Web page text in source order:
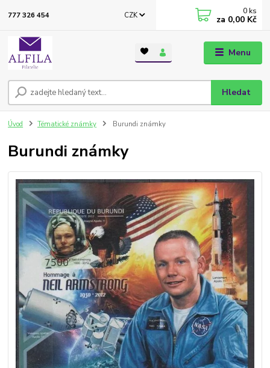
Menu
CZK
Hledat
777 326 454 0 ks
za 0,00 Kč
Úvod Tématické známky Burundi známky
Burundi známky